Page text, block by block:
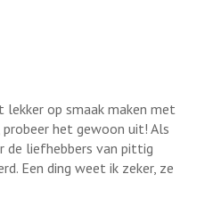
lekker op smaak maken met
het gewoon uit! Als
de liefhebbers van pittig
Een ding weet ik zeker, ze